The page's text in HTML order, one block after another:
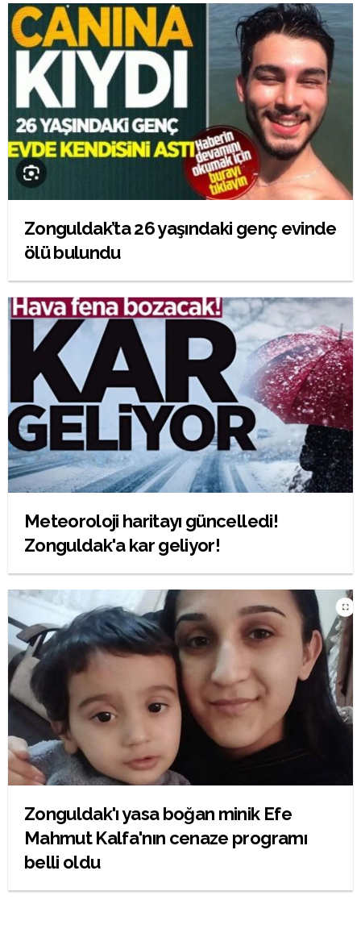
Zonguldak’ta 26 yaşındaki genç evinde
ölü bulundu
Meteoroloji haritayı güncelledi!
Zonguldak'a kar geliyor!
Zonguldak'ı yasa boğan minik Efe
Mahmut Kalfa'nın cenaze programı
belli oldu